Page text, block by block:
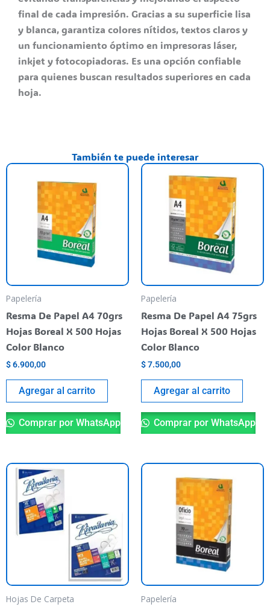
final de cada impresión. Gracias a su superficie lisa
y blanca, garantiza colores nítidos, textos claros y
un funcionamiento óptimo en impresoras láser,
inkjet y fotocopiadoras. Es una opción confiable
para quienes buscan resultados superiores en cada
hoja.
También te puede interesar
Papelería
Resma De Papel A4 70grs
Hojas Boreal X 500 Hojas
Color Blanco
$6.900,00
Agregar al carrito
Comprar por WhatsApp
Papelería
Resma De Papel A4 75grs
Hojas Boreal X 500 Hojas
Color Blanco
$7.500,00
Agregar al carrito
Comprar por WhatsApp
Hojas De Carpeta
Este
se
pueden
Papelería